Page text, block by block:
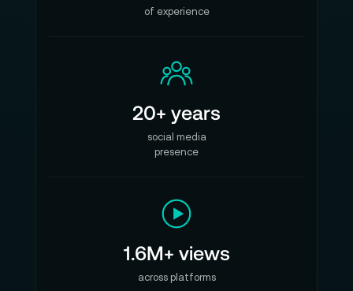
of experience
20+ years
social media
presence
1.6M+ views
across platforms